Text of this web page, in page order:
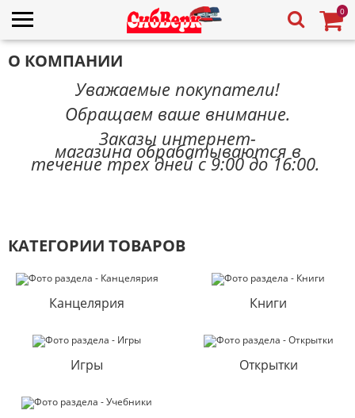
0
О КОМПАНИИ
Уважаемые покупатели!
Обращаем ваше внимание.
Заказы интернет-
магазина обрабатываются в
течение трех дней с 9:00 до 16:00.
КАТЕГОРИИ ТОВАРОВ
Канцелярия Книги
Игры Открытки